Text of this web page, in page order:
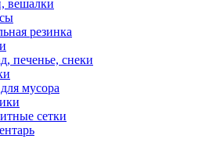
вешалки
резинка
печенье, снеки
мусора
сетки